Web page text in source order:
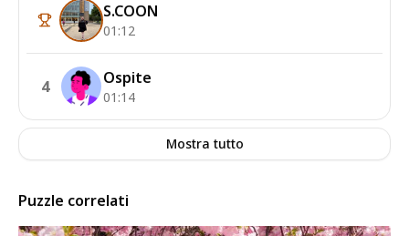
S.COON
01:12
4 Ospite
01:14
Mostra tutto
Puzzle correlati